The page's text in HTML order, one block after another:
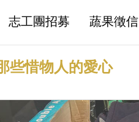
志工團招募 蔬果徵信
些惜物人的愛心